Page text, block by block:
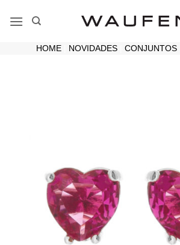
HOME| NOVIDADES| CONJUNTOS|